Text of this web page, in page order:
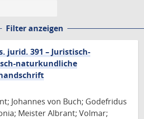
Filter anzeigen
jurid. 391 – Juristisch-
naturkundliche
Johannes von Buch; Godefridus
Meister Albrant; Volmar;